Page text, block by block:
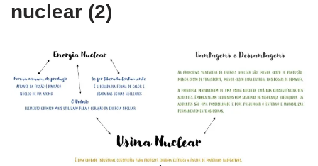
nuclear (2)